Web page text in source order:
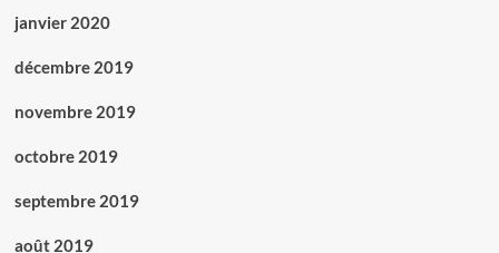
janvier 2020
décembre 2019
novembre 2019
octobre 2019
septembre 2019
août 2019